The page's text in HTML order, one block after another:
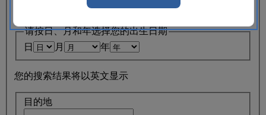
请按日、月和年选择您的出生日期
日
月 年
您的搜索结果将以英文显示
目的地